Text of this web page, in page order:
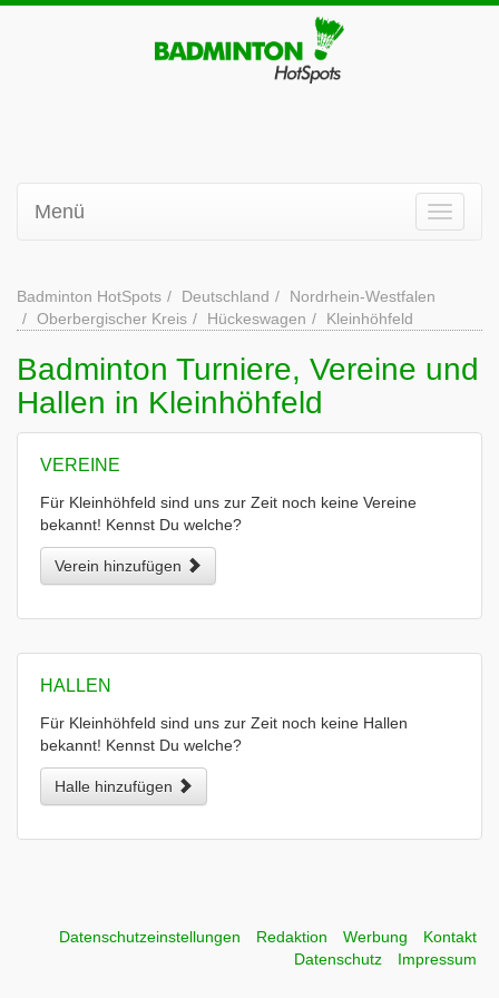
Menü
Badminton HotSpots Deutschland
Nordrhein-Westfalen
Oberbergischer Kreis
Hückeswagen Kleinhöhfeld
Badminton Turniere, Vereine und
Hallen in Kleinhöhfeld
VEREINE
Für Kleinhöhfeld sind uns zur Zeit noch keine Vereine
bekannt! Kennst Du welche?
Verein hinzufügen
HALLEN
Für Kleinhöhfeld sind uns zur Zeit noch keine Hallen
bekannt! Kennst Du welche?
Halle hinzufügen
Datenschutzeinstellungen Redaktion Werbung
Kontakt
Datenschutz
Impressum